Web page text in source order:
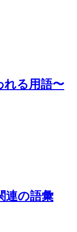
れる用語〜
の語彙